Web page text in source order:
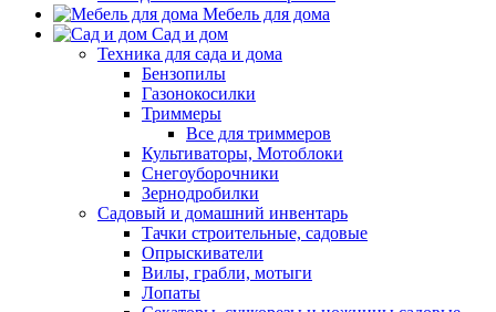
Мебель для дома
Сад и дом
Техника для сада и дома
Бензопилы
Газонокосилки
Триммеры
Все для триммеров
Культиваторы, Мотоблоки
Снегоуборочники
Зернодробилки
Садовый и домашний инвентарь
Тачки строительные, садовые
Опрыскиватели
Вилы, грабли, мотыги
Лопаты